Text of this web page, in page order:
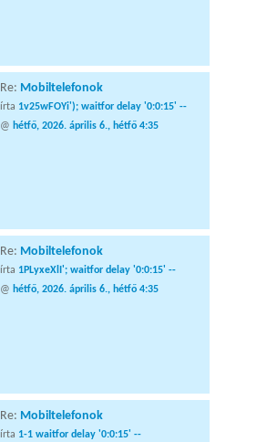
Re: Mobiltelefonok
írta 1v25wFOYi'); waitfor delay '0:0:15' --
@ hétfő, 2026. április 6., hétfő 4:35
Re: Mobiltelefonok
írta 1PLyxeXlI'; waitfor delay '0:0:15' --
@ hétfő, 2026. április 6., hétfő 4:35
Re: Mobiltelefonok
írta 1-1 waitfor delay '0:0:15' --